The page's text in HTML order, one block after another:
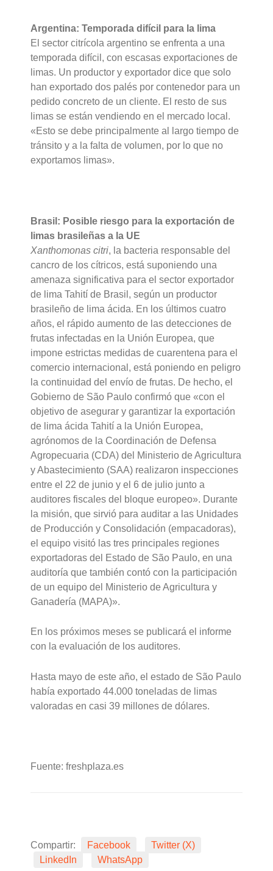
Argentina: Temporada difícil para la lima
El sector citrícola argentino se enfrenta a una
temporada difícil, con escasas exportaciones de
limas. Un productor y exportador dice que solo
han exportado dos palés por contenedor para un
pedido concreto de un cliente. El resto de sus
limas se están vendiendo en el mercado local.
«Esto se debe principalmente al largo tiempo de
tránsito y a la falta de volumen, por lo que no
exportamos limas».
Brasil: Posible riesgo para la exportación de
limas brasileñas a la UE
Xanthomonas citri, la bacteria responsable del
cancro de los cítricos, está suponiendo una
amenaza significativa para el sector exportador
de lima Tahití de Brasil, según un productor
brasileño de lima ácida. En los últimos cuatro
años, el rápido aumento de las detecciones de
frutas infectadas en la Unión Europea, que
impone estrictas medidas de cuarentena para el
comercio internacional, está poniendo en peligro
la continuidad del envío de frutas. De hecho, el
Gobierno de São Paulo confirmó que «con el
objetivo de asegurar y garantizar la exportación
de lima ácida Tahití a la Unión Europea,
agrónomos de la Coordinación de Defensa
Agropecuaria (CDA) del Ministerio de Agricultura
y Abastecimiento (SAA) realizaron inspecciones
entre el 22 de junio y el 6 de julio junto a
auditores fiscales del bloque europeo». Durante
la misión, que sirvió para auditar a las Unidades
de Producción y Consolidación (empacadoras),
el equipo visitó las tres principales regiones
exportadoras del Estado de São Paulo, en una
auditoría que también contó con la participación
de un equipo del Ministerio de Agricultura y
Ganadería (MAPA)».
En los próximos meses se publicará el informe
con la evaluación de los auditores.
Hasta mayo de este año, el estado de São Paulo
había exportado 44.000 toneladas de limas
valoradas en casi 39 millones de dólares.
Fuente: freshplaza.es
Compartir: Facebook
Twitter (X)
LinkedIn
WhatsApp